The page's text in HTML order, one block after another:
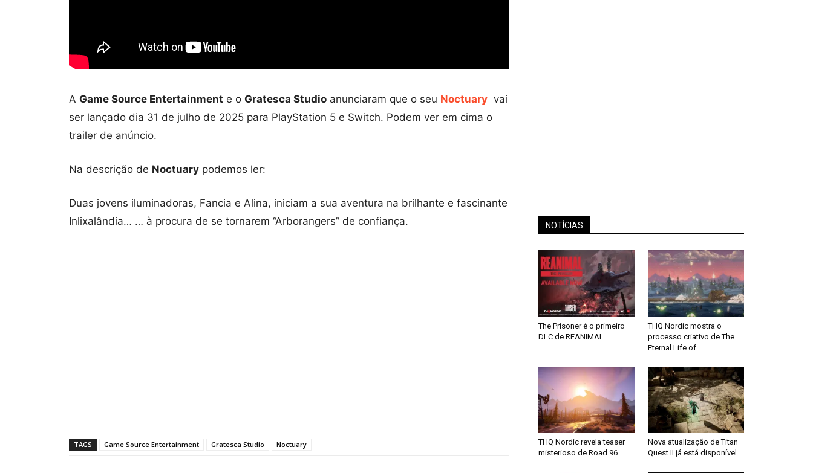
A Game Source Entertainment e o Gratesca Studio anunciaram que o seu Noctuary vai
ser lançado dia 31 de julho de 2025 para PlayStation 5 e Switch. Podem ver em cima o
trailer de anúncio.
Na descrição de Noctuary podemos ler:
Duas jovens iluminadoras, Fancia e Alina, iniciam a sua aventura na brilhante e fascinante
Inlixalândia… … à procura de se tornarem “Arborangers” de confiança.
TAGS Game Source Entertainment Gratesca Studio Noctuary
NOTÍCIAS
The Prisoner é o primeiro
DLC de REANIMAL
THQ Nordic mostra o
processo criativo de The
Eternal Life of...
THQ Nordic revela teaser
misterioso de Road 96
Nova atualização de Titan
Quest II já está disponível